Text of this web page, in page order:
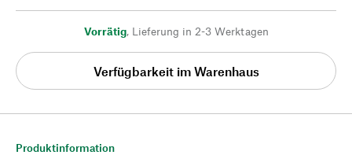
Vorrätig, Lieferung in 2-3 Werktagen
Verfügbarkeit im Warenhaus
Produktinformation